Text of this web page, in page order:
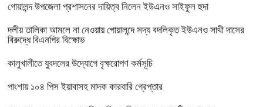
গোয়ালন্দ উপজেলা প্রশাসনের দায়িত্ব নিলেন ইউএনও সাইফুল হুদা
দলীয় তালিকা আমলে না নেওয়ায় গোয়ালন্দে সদ্য বদলিকৃত ইউএনও সাথী দাসের
বিরুদ্ধে বিএনপির বিক্ষোভ
কালুখালীতে যুবদলের উদ্যোগে বৃক্ষরোপণ কর্মসূচি
পাংশায় ১০৪ পিস ইয়াবাসহ মাদক কারবারি গ্রেপ্তার